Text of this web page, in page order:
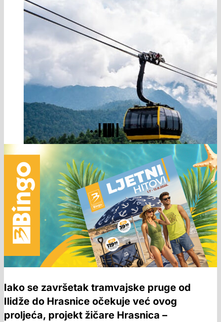
Iako se završetak tramvajske pruge od
Ilidže do Hrasnice očekuje već ovog
proljeća, projekt žičare Hrasnica –